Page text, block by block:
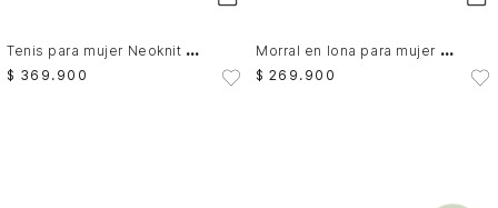
T
enis para mujer Neoknit 1.0
$ 369 . 900
M
orral en lona para mujer Star 1.0 floral
$ 269 . 900